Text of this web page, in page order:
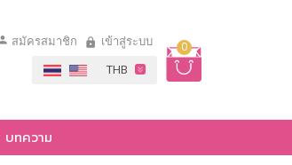
0
สมัครสมาชิก เข้าสู่ระบบ
บทความ